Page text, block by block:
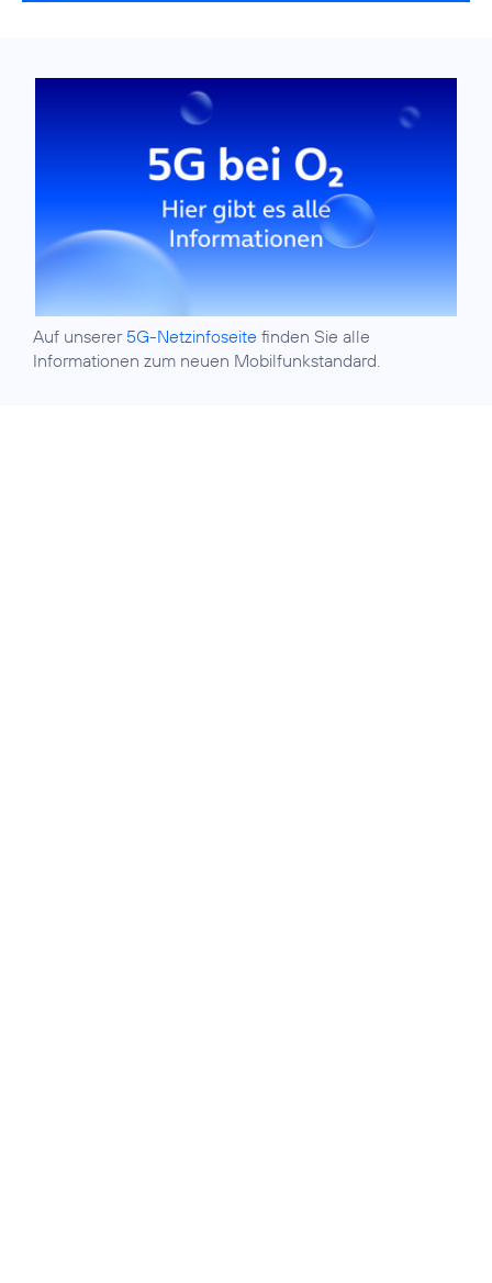
Auf unserer 5G-Netzinfoseite finden Sie alle
Informationen zum neuen Mobilfunkstandard.